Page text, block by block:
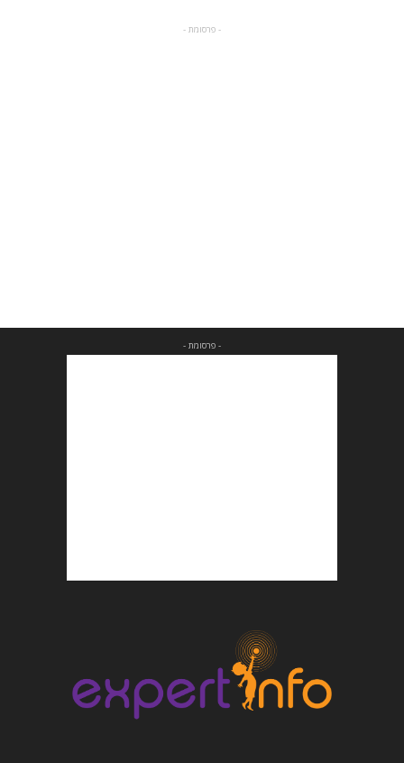
- פרסומת -
- פרסומת -